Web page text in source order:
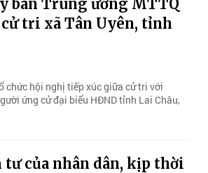
ban Trung ương MTTQ
tri xã Tân Uyên, tỉnh
chức hội nghị tiếp xúc giữa cử tri với
ứng cử đại biểu HĐND tỉnh Lai Châu,
tư của nhân dân, kịp thời